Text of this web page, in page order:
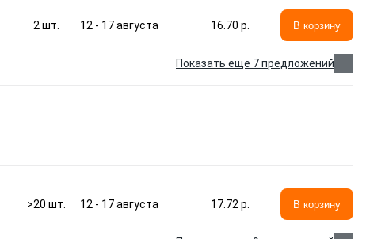
2 шт. 12 - 17 августа 16.70 p. В корзину
Показать еще 7 предложений
>20 шт. 12 - 17 августа 17.72 p. В корзину